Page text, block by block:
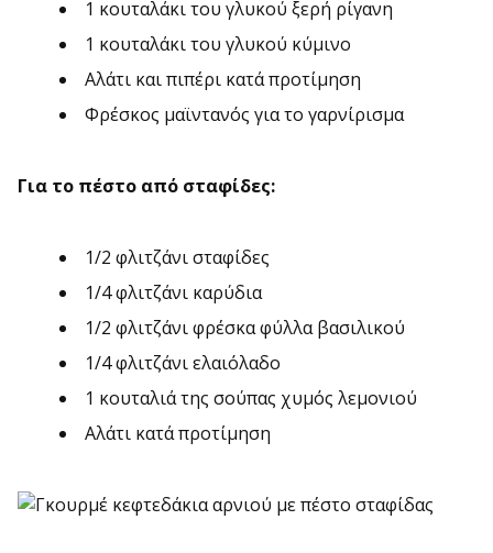
1 κουταλάκι του γλυκού ξερή ρίγανη
1 κουταλάκι του γλυκού κύμινο
Αλάτι και πιπέρι κατά προτίμηση
Φρέσκος μαϊντανός για το γαρνίρισμα
Για το πέστο από σταφίδες:
1/2 φλιτζάνι σταφίδες
1/4 φλιτζάνι καρύδια
1/2 φλιτζάνι φρέσκα φύλλα βασιλικού
1/4 φλιτζάνι ελαιόλαδο
1 κουταλιά της σούπας χυμός λεμονιού
Αλάτι κατά προτίμηση